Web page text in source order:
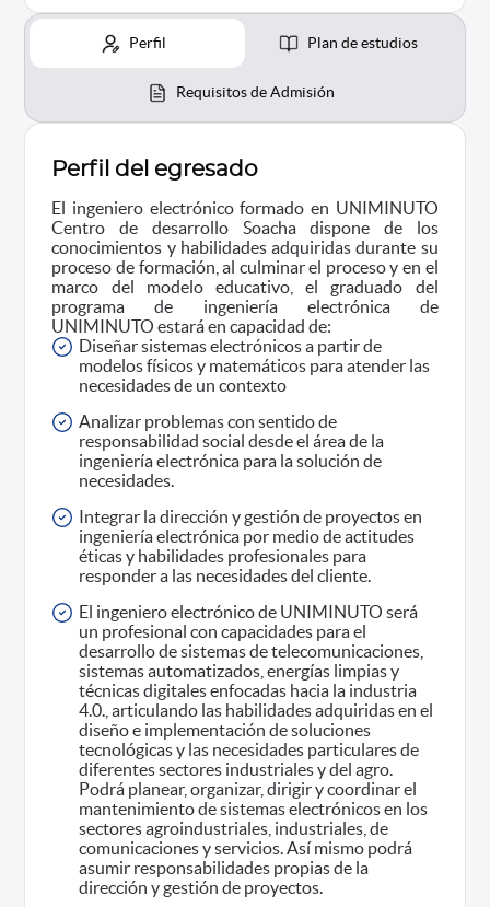
Perfil Plan de estudios
Requisitos de Admisión
Perfil del egresado
El ingeniero electrónico formado en UNIMINUTO
Centro de desarrollo Soacha dispone de los
conocimientos y habilidades adquiridas durante su
proceso de formación, al culminar el proceso y en el
marco del modelo educativo, el graduado del
programa de ingeniería electrónica de
UNIMINUTO estará en capacidad de:
Diseñar sistemas electrónicos a partir de
modelos físicos y matemáticos para atender las
necesidades de un contexto
Analizar problemas con sentido de
responsabilidad social desde el área de la
ingeniería electrónica para la solución de
necesidades.
Integrar la dirección y gestión de proyectos en
ingeniería electrónica por medio de actitudes
éticas y habilidades profesionales para
responder a las necesidades del cliente.
El ingeniero electrónico de UNIMINUTO será
un profesional con capacidades para el
desarrollo de sistemas de telecomunicaciones,
sistemas automatizados, energías limpias y
técnicas digitales enfocadas hacia la industria
4.0., articulando las habilidades adquiridas en el
diseño e implementación de soluciones
tecnológicas y las necesidades particulares de
diferentes sectores industriales y del agro.
Podrá planear, organizar, dirigir y coordinar el
mantenimiento de sistemas electrónicos en los
sectores agroindustriales, industriales, de
comunicaciones y servicios. Así mismo podrá
asumir responsabilidades propias de la
dirección y gestión de proyectos.